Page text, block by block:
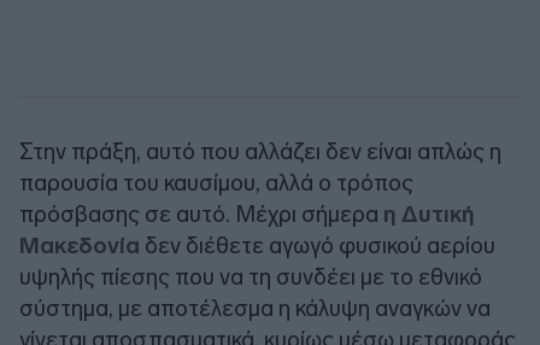
Στην πράξη, αυτό που αλλάζει δεν είναι απλώς η
παρουσία του καυσίμου, αλλά ο τρόπος
πρόσβασης σε αυτό. Μέχρι σήμερα η Δυτική
Μακεδονία δεν διέθετε αγωγό φυσικού αερίου
υψηλής πίεσης που να τη συνδέει με το εθνικό
σύστημα, με αποτέλεσμα η κάλυψη αναγκών να
γίνεται αποσπασματικά, κυρίως μέσω μεταφοράς